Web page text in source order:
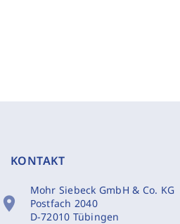
KONTAKT
location_on
Mohr Siebeck GmbH & Co. KG
Postfach 2040
D-72010 Tübingen